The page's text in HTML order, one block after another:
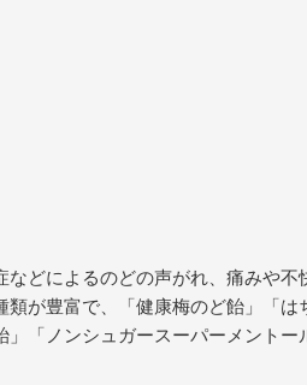
などによるのどの声がれ、痛みや
類が豊富で、「健康梅のど飴」「は
」「ノンシュガースーパーメントー